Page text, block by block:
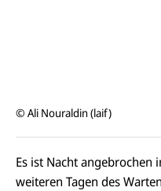
© Ali Nouraldin (laif)
Es ist Nacht angebrochen
weiteren Tagen des